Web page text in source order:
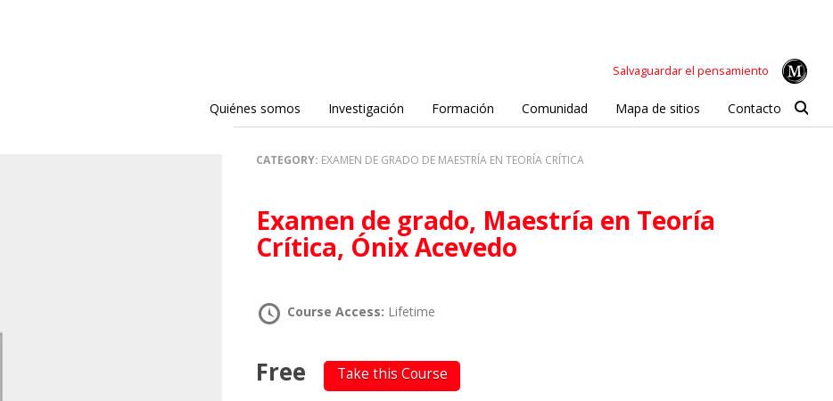
Salvaguardar el pensamiento
Quiénes somos Investigación Formación Comunidad Mapa de sitios Contacto
CATEGORY: EXAMEN DE GRADO DE MAESTRÍA EN TEORÍA CRÍTICA
Examen de grado, Maestría en Teoría
Crítica, Ónix Acevedo
Course Access: Lifetime
Free Take this Course